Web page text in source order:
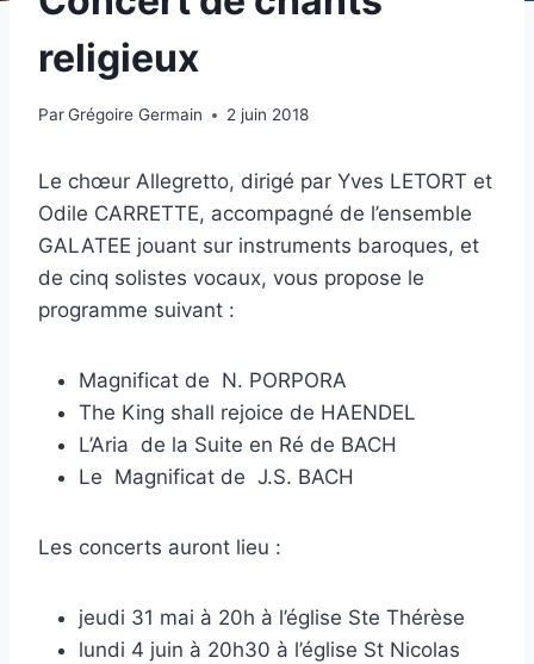
religieux
ParGrégoire Germain 2 juin 2018
Le chœur Allegretto, dirigé par Yves LETORT et
Odile CARRETTE, accompagné de l’ensemble
GALATEE jouant sur instruments baroques, et
de cinq solistes vocaux, vous propose le
programme suivant :
Magnificat de N. PORPORA
The King shall rejoice de HAENDEL
L’Aria de la Suite en Ré de BACH
Le Magnificat de J.S. BACH
Les concerts auront lieu :
jeudi 31 mai à 20h à l’église Ste Thérèse
lundi 4 juin à 20h30 à l’église St Nicolas